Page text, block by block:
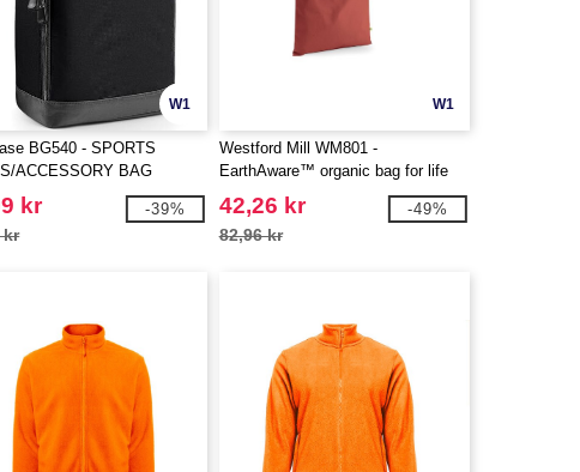
W1
BG540 - SPORTS
ACCESSORY BAG
kr
kr
-39%
W1
Westford Mill WM801 -
EarthAware™ organic bag for life
42,26 kr
82,96 kr
-49%